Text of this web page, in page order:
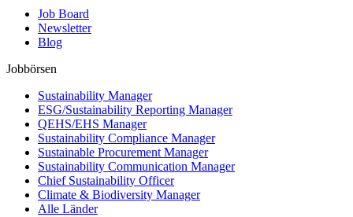
Job Board
Newsletter
Blog
Jobbörsen
Sustainability Manager
ESG/Sustainability Reporting Manager
QEHS/EHS Manager
Sustainability Compliance Manager
Sustainable Procurement Manager
Sustainability Communication Manager
Chief Sustainability Officer
Climate & Biodiversity Manager
Alle Länder